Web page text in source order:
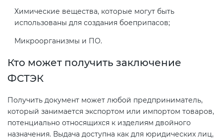
Химические вещества, которые могут быть
использованы для создания боеприпасов;
Микроорганизмы и ПО.
Кто может получить заключение
ФСТЭК
Получить документ может любой предприниматель,
который занимается экспортом или импортом товаров,
потенциально относящихся к изделиям двойного
назначения. Выдача доступна как для юридических лиц,
Сертификация электротехники
Сертификация ресурсов
Остальное
ТС 009)
по схеме 5Д (ТР ТС 010)
Декларирование пищевой
Декларирование алкогольной
продукции (ТР ЕАЭС 047)